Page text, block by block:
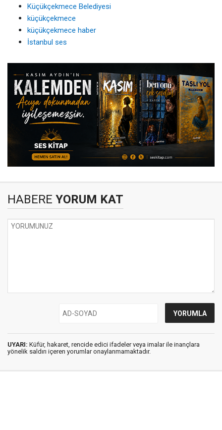
Küçükçekmece Belediyesi
küçükçekmece
küçükçekmece haber
İstanbul ses
HABERE YORUM KAT
UYARI: Küfür, hakaret, rencide edici ifadeler veya imalar ile inançlara
yönelik saldırı içeren yorumlar onaylanmamaktadır.